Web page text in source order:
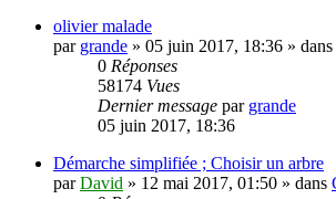
olivier malade
par grande » 05 juin 2017, 18:36 » dans
0 Réponses
58174 Vues
Dernier message par grande
05 juin 2017, 18:36
Démarche simplifiée ; Choisir un arbre
parDavid » 12 mai 2017, 01:50 » dans